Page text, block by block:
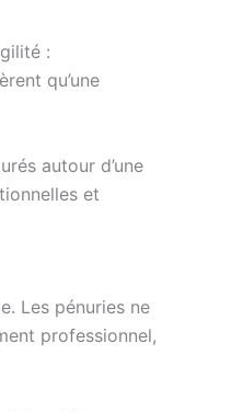
:
qu’une
autour d’une
et
Les pénuries ne
professionnel,